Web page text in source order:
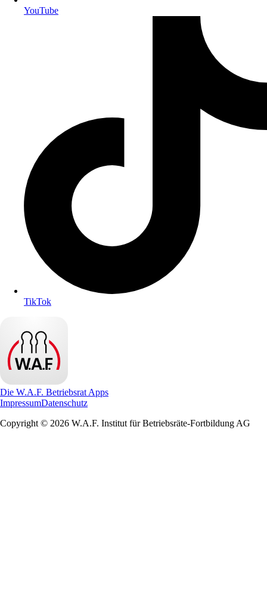
YouTube
TikTok
Die W.A.F. Betriebsrat Apps
ImpressumDatenschutz
Copyright © 2026 W.A.F. Institut für Betriebsräte-Fortbildung AG